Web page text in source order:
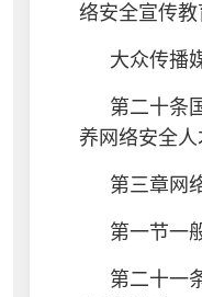
络安全宣传教
大众传播
第二十条
养网络安全人
第三章网
第一节一
第二十一